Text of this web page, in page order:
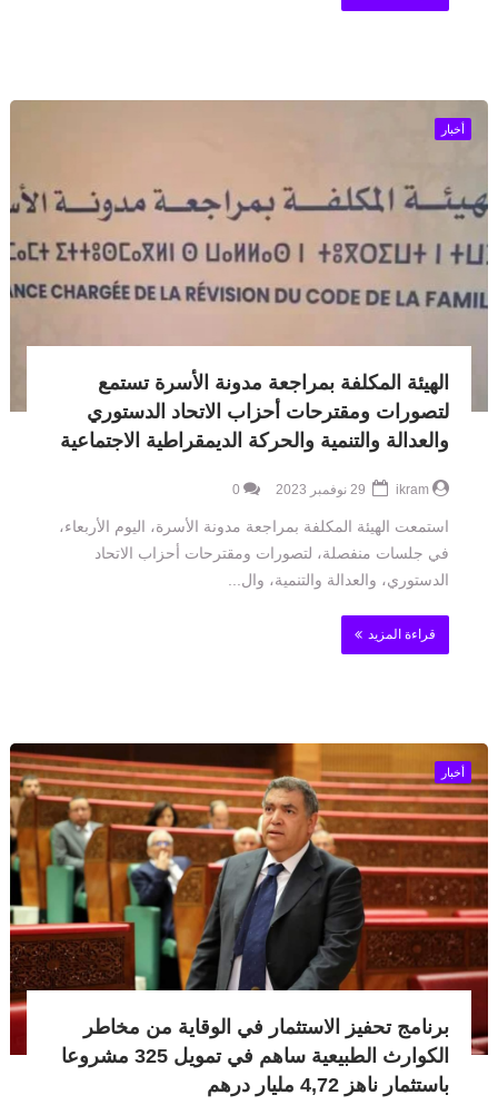
أخبار
الهيئة المكلفة بمراجعة مدونة الأسرة تستمع
لتصورات ومقترحات أحزاب الاتحاد الدستوري
والعدالة والتنمية والحركة الديمقراطية الاجتماعية
ikram
0
استمعت الهيئة المكلفة بمراجعة مدونة الأسرة، اليوم الأربعاء،
في جلسات منفصلة، لتصورات ومقترحات أحزاب الاتحاد
الدستوري، والعدالة والتنمية، وال...
قراءة المزيد
أخبار
برنامج تحفيز الاستثمار في الوقاية من مخاطر
الكوارث الطبيعية ساهم في تمويل 325 مشروعا
باستثمار ناهز 4,72 مليار درهم